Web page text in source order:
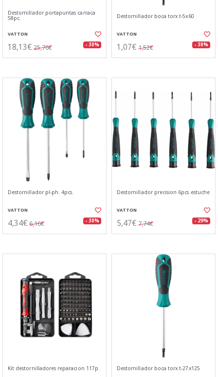
Destornillador portapuntas carraca
58pc.
VATTON
18,13€ 25,76€ - 30%
Destornillador boca torx t-5x60
VATTON
1,07€ 1,52€ - 30%
Destornillador pl-ph. 4pcs.
VATTON
4,34€ 6,16€ - 30%
Destornillador precision 6pcs.estuche
VATTON
5,47€ 7,74€ - 29%
Kit destornilladores reparacion 117p. Destornillador boca torx t-27x125